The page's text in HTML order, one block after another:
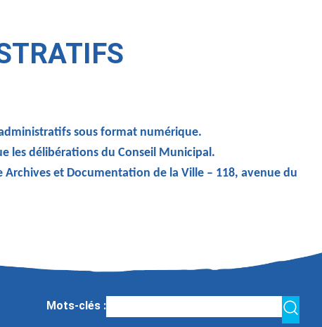
sous format numérique.
les délibérations du Conseil Municipal.
et Documentation de la Ville – 118, avenue du
Mots-clés :